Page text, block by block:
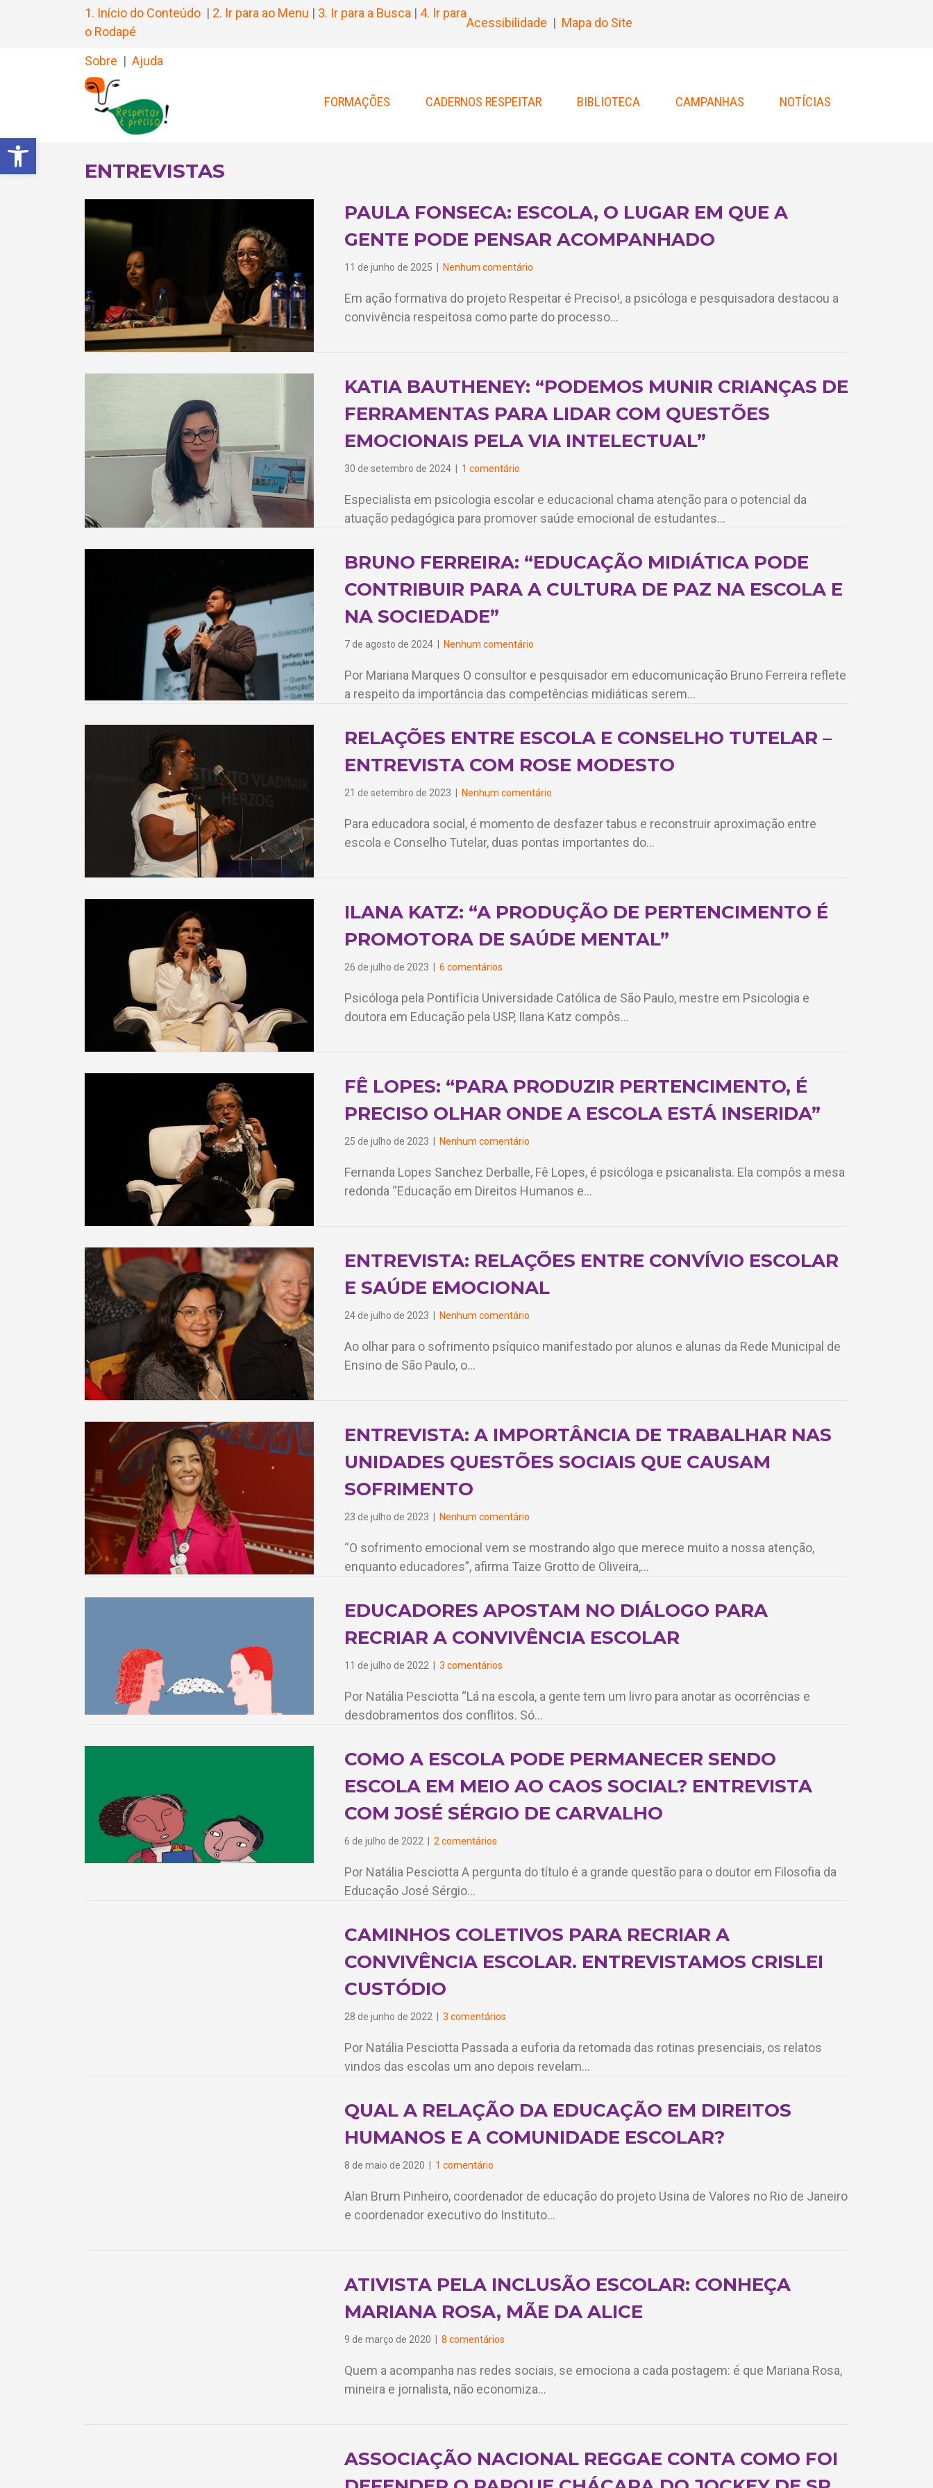
Barra de Ferramentas Aberta
1. Início do Conteúdo | 2. Ir para ao Menu | 3. Ir para a Busca | 4. Ir para
o Rodapé
Acessibilidade | Mapa do Site
Sobre | Ajuda
FORMAÇÕES CADERNOS RESPEITAR BIBLIOTECA CAMPANHAS NOTÍCIAS
ENTREVISTAS
PAULA FONSECA: ESCOLA, O LUGAR EM QUE A
GENTE PODE PENSAR ACOMPANHADO
11 de junho de 2025 Nenhum comentário
Em ação formativa do projeto Respeitar é Preciso!, a psicóloga e pesquisadora destacou a
convivência respeitosa como parte do processo…
KATIA BAUTHENEY: “PODEMOS MUNIR CRIANÇAS DE
FERRAMENTAS PARA LIDAR COM QUESTÕES
EMOCIONAIS PELA VIA INTELECTUAL”
30 de setembro de 2024 1 comentário
Especialista em psicologia escolar e educacional chama atenção para o potencial da
atuação pedagógica para promover saúde emocional de estudantes…
BRUNO FERREIRA: “EDUCAÇÃO MIDIÁTICA PODE
CONTRIBUIR PARA A CULTURA DE PAZ NA ESCOLA E
NA SOCIEDADE”
7 de agosto de 2024 Nenhum comentário
Por Mariana Marques O consultor e pesquisador em educomunicação Bruno Ferreira reflete
a respeito da importância das competências midiáticas serem…
RELAÇÕES ENTRE ESCOLA E CONSELHO TUTELAR –
ENTREVISTA COM ROSE MODESTO
21 de setembro de 2023 Nenhum comentário
Para educadora social, é momento de desfazer tabus e reconstruir aproximação entre
escola e Conselho Tutelar, duas pontas importantes do…
ILANA KATZ: “A PRODUÇÃO DE PERTENCIMENTO É
PROMOTORA DE SAÚDE MENTAL”
26 de julho de 2023 6 comentários
Psicóloga pela Pontifícia Universidade Católica de São Paulo, mestre em Psicologia e
doutora em Educação pela USP, Ilana Katz compôs…
FÊ LOPES: “PARA PRODUZIR PERTENCIMENTO, É
PRECISO OLHAR ONDE A ESCOLA ESTÁ INSERIDA”
25 de julho de 2023 Nenhum comentário
Fernanda Lopes Sanchez Derballe, Fê Lopes, é psicóloga e psicanalista. Ela compôs a mesa
redonda “Educação em Direitos Humanos e…
ENTREVISTA: RELAÇÕES ENTRE CONVÍVIO ESCOLAR
E SAÚDE EMOCIONAL
24 de julho de 2023 Nenhum comentário
Ao olhar para o sofrimento psíquico manifestado por alunos e alunas da Rede Municipal de
Ensino de São Paulo, o…
ENTREVISTA: A IMPORTÂNCIA DE TRABALHAR NAS
UNIDADES QUESTÕES SOCIAIS QUE CAUSAM
SOFRIMENTO
23 de julho de 2023 Nenhum comentário
“O sofrimento emocional vem se mostrando algo que merece muito a nossa atenção,
enquanto educadores”, afirma Taize Grotto de Oliveira,…
EDUCADORES APOSTAM NO DIÁLOGO PARA
RECRIAR A CONVIVÊNCIA ESCOLAR
11 de julho de 2022 3 comentários
Por Natália Pesciotta “Lá na escola, a gente tem um livro para anotar as ocorrências e
desdobramentos dos conflitos. Só…
COMO A ESCOLA PODE PERMANECER SENDO
ESCOLA EM MEIO AO CAOS SOCIAL? ENTREVISTA
COM JOSÉ SÉRGIO DE CARVALHO
6 de julho de 2022 2 comentários
Por Natália Pesciotta A pergunta do título é a grande questão para o doutor em Filosofia da
Educação José Sérgio…
CAMINHOS COLETIVOS PARA RECRIAR A
CONVIVÊNCIA ESCOLAR. ENTREVISTAMOS CRISLEI
CUSTÓDIO
28 de junho de 2022 3 comentários
Por Natália Pesciotta Passada a euforia da retomada das rotinas presenciais, os relatos
vindos das escolas um ano depois revelam…
QUAL A RELAÇÃO DA EDUCAÇÃO EM DIREITOS
HUMANOS E A COMUNIDADE ESCOLAR?
8 de maio de 2020 1 comentário
Alan Brum Pinheiro, coordenador de educação do projeto Usina de Valores no Rio de Janeiro
e coordenador executivo do Instituto…
ATIVISTA PELA INCLUSÃO ESCOLAR: CONHEÇA
MARIANA ROSA, MÃE DA ALICE
9 de março de 2020 8 comentários
Quem a acompanha nas redes sociais, se emociona a cada postagem: é que Mariana Rosa,
mineira e jornalista, não economiza…
ASSOCIAÇÃO NACIONAL REGGAE CONTA COMO FOI